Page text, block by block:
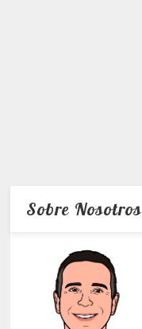
Sobre Nosotros